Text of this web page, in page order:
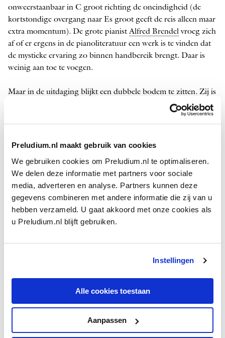
Preludium.nl maakt gebruik van cookies
We gebruiken cookies om Preludium.nl te optimaliseren.
We delen deze informatie met partners voor sociale
media, adverteren en analyse. Partners kunnen deze
gegevens combineren met andere informatie die zij van u
hebben verzameld. U gaat akkoord met onze cookies als
u Preludium.nl blijft gebruiken.
Instellingen
Alle cookies toestaan
Aanpassen
onweerstaanbaar in C groot richting de oneindigheid (de
kortstondige overgang naar Es groot geeft de reis alleen maar
extra momentum). De grote pianistAlfred Brendel vroeg zich
af of er ergens in de ­pianoliteratuur een werk is te vinden dat
de mystieke ervaring zo binnen handbereik brengt. Daar is
weinig aan toe te voegen.
Maar in de uitdaging blijkt een dubbele bodem te zitten. Zij is
pianist/componist hoeft zich niet voor te doen als een tweede
gelaagd werk geschreven waarin hij fictie met werkelijkheid
mengt zoals een barman dranken tot een cocktail schudt (of
roert). Een hoofdrolspeler in het verhaal, Dolf Appelqvist, is
in het bezit gekomen van een ‘Beethovenschat’. Dat beweert
hij tenminste. Het ‘verloren gewaande derde deel’ van de
Sonate nr. 32 in c klein, opus 111 maakt deel uit van die
Beijer moet dan wel zelf voor dat derde deel zorgen.
Daarvoor hoeft hij geen Beethoven te zijn, maar vereenzelvigt
hij zich met de fictieve Dolf Appelqvist. Beijer bedenkt wat